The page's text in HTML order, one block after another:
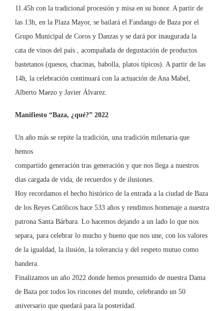
11.45h con la tradicional procesión y misa en su honor. A partir de
las 13h, en la Plaza Mayor, se bailará el Fandango de Baza por el
Grupo Municipal de Coros y Danzas y se dará por inaugurada la
cata de vinos del país , acompañada de degustación de productos
bastetanos (quesos, chacinas, babolla, platos típicos). A partir de las
14h, la celebración continuará con la actuación de Ana Mabel,
Alberto Maezo y Javier Álvarez.
Manifiesto “Baza, ¿qué?” 2022
Un año más se repite la tradición, una tradición milenaria que
hemos
compartido generación tras generación y que nos llega a nuestros
días cargada de vida, de recuerdos y de ilusiones.
Hoy recordamos el hecho histórico de la entrada a la ciudad de Baza
de los Reyes Católicos hace 533 años y rendimos homenaje a nuestra
patrona Santa Bárbara. Lo hacemos dejando a un lado lo que nos
separa, para celebrar lo mucho y bueno que nos une, con los valores
de la igualdad, la ilusión, la tolerancia y del respeto mutuo como
bandera.
Finalizamos un año 2022 donde hemos presumido de nuestra Dama
de Baza por todos los rincones del mundo, celebrando un 50
aniversario que quedará para la posteridad.